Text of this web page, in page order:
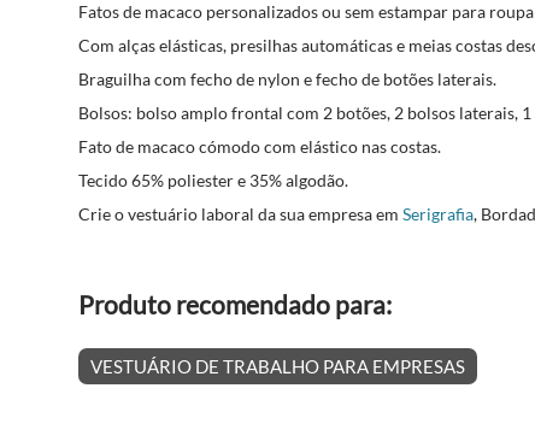
Fatos de macaco personalizados ou sem estampar para
Com alças elásticas, presilhas automáticas e meias costas
Braguilha com fecho de nylon e fecho de botões laterais.
Bolsos: bolso amplo frontal com 2 botões, 2 bolsos laterais,
Fato de macaco cómodo com elástico nas costas.
Tecido 65% poliester e 35% algodão.
Crie o vestuário laboral da sua empresa emSerigrafia,
Produto recomendado para:
VESTUÁRIO DE TRABALHO PARA EMPRESAS